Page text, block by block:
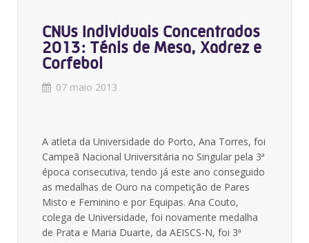
CNUs Individuais Concentrados
2013: Ténis de Mesa, Xadrez e
Corfebol
07 maio 2013
A atleta da Universidade do Porto, Ana Torres, foi
Campeã Nacional Universitária no Singular pela 3ª
época consecutiva, tendo já este ano conseguido
as medalhas de Ouro na competição de Pares
Misto e Feminino e por Equipas. Ana Couto,
colega de Universidade, foi novamente medalha
de Prata e Maria Duarte, da AEISCS-N, foi 3ª